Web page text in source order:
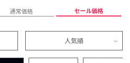
通常価格 セール価格
人気順